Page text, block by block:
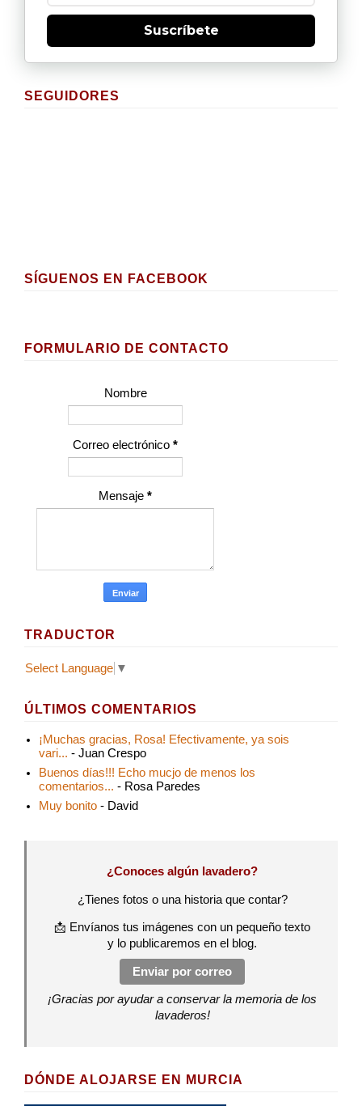
Suscríbete
SEGUIDORES
SÍGUENOS EN FACEBOOK
FORMULARIO DE CONTACTO
Nombre
Correo electrónico *
Mensaje *
TRADUCTOR
Select Language ▼
ÚLTIMOS COMENTARIOS
¡Muchas gracias, Rosa! Efectivamente, ya sois
vari... - Juan Crespo
Buenos días!!! Echo mucjo de menos los
comentarios... - Rosa Paredes
Muy bonito - David
¿Conoces algún lavadero?
¿Tienes fotos o una historia que contar?
📩 Envíanos tus imágenes con un pequeño texto
y lo publicaremos en el blog.
Enviar por correo
¡Gracias por ayudar a conservar la memoria de los
lavaderos!
DÓNDE ALOJARSE EN MURCIA